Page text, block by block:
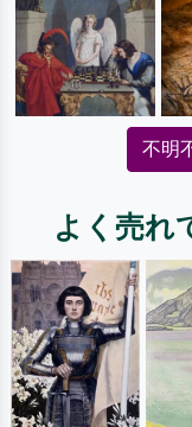
不明
よく売れ